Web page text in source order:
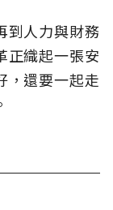
到人力與財務
正織起一張安
，還要一起走